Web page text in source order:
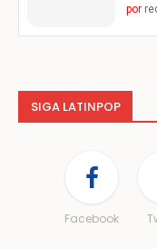
por
SIGA LATINPOP
Facebook